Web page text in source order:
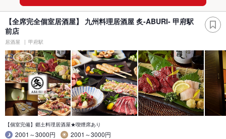
【全席完全個室居酒屋】 九州料理居酒屋 炙-ABURI- 甲府駅
前店
居酒屋 甲府駅
【個室完備】郷土料理居酒屋★喫煙席あり
2001～3000円
2001～3000円